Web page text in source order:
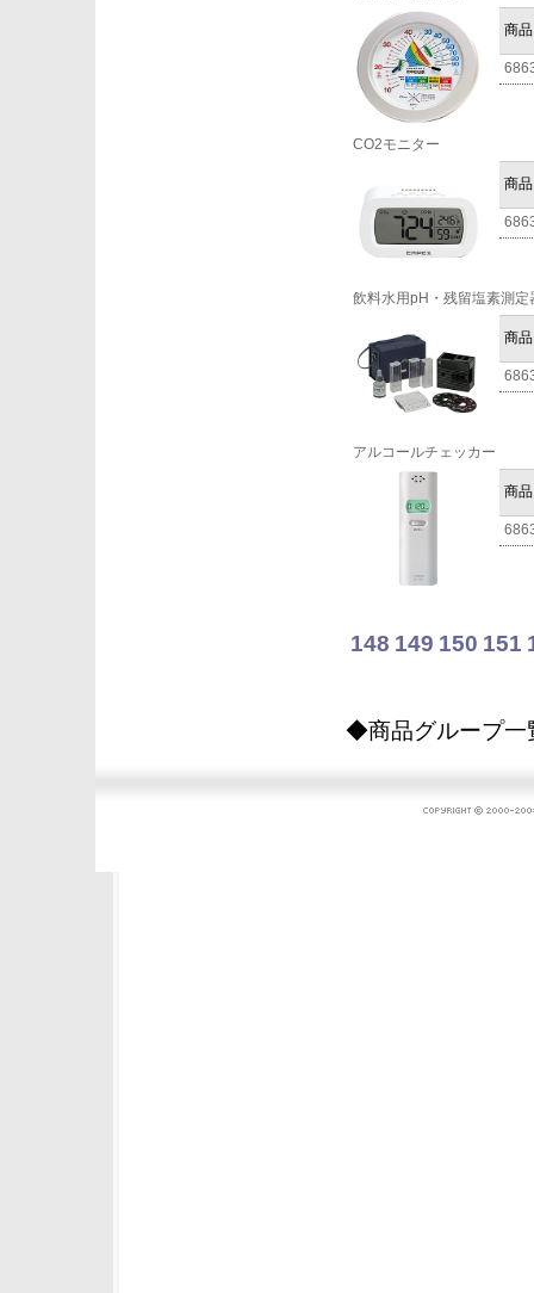
商
CO2モニター
商
飲料水用pH・残留塩素測定
商
アルコールチェッカー
商
148 149 150 151
◆商品グループ一